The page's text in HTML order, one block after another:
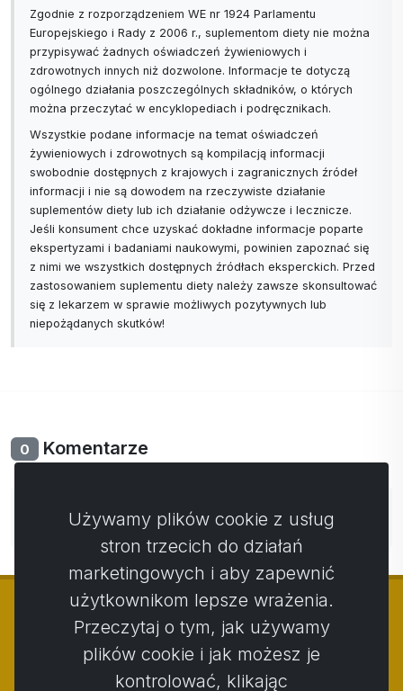
Zgodnie z rozporządzeniem WE nr 1924 Parlamentu
Europejskiego i Rady z 2006 r., suplementom diety nie można
przypisywać żadnych oświadczeń żywieniowych i
zdrowotnych innych niż dozwolone. Informacje te dotyczą
ogólnego działania poszczególnych składników, o których
można przeczytać w encyklopediach i podręcznikach.
Wszystkie podane informacje na temat oświadczeń
żywieniowych i zdrowotnych są kompilacją informacji
swobodnie dostępnych z krajowych i zagranicznych źródeł
informacji i nie są dowodem na rzeczywiste działanie
suplementów diety lub ich działanie odżywcze i lecznicze.
Jeśli konsument chce uzyskać dokładne informacje poparte
ekspertyzami i badaniami naukowymi, powinien zapoznać się
z nimi we wszystkich dostępnych źródłach eksperckich. Przed
zastosowaniem suplementu diety należy zawsze skonsultować
się z lekarzem w sprawie możliwych pozytywnych lub
niepożądanych skutków!
0 Komentarze
komentarzem.
© Copyright 2014 - 2026 Activstar
Używamy plików cookie z usług
stron trzecich do działań
marketingowych i aby zapewnić
użytkownikom lepsze wrażenia.
Przeczytaj o tym, jak używamy
plików cookie i jak możesz je
kontrolować, klikając